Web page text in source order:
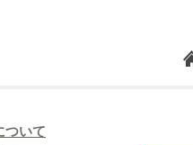
ついて